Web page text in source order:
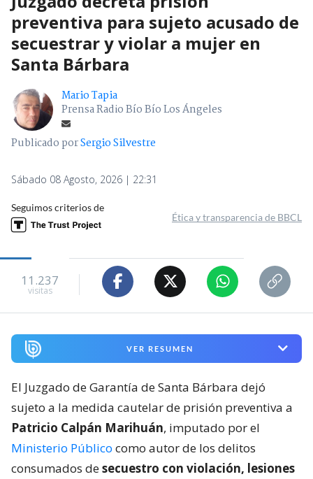
preventiva para sujeto acusado de
secuestrar y violar a mujer en
Santa Bárbara
Mario Tapia
Prensa Radio Bío Bío Los Ángeles
Publicado porSergio Silvestre
Sábado 08 Agosto, 2026 | 22:31
Seguimos criterios de
Ética y transparencia de BBCL
11.237
visitas
VER RESUMEN
El Juzgado de Garantía de Santa Bárbara dejó
sujeto a la medida cautelar de prisión preventiva a
Patricio Calpán Marihuán, imputado por el
Ministerio Público como autor de los delitos
consumados desecuestro con violación, lesiones